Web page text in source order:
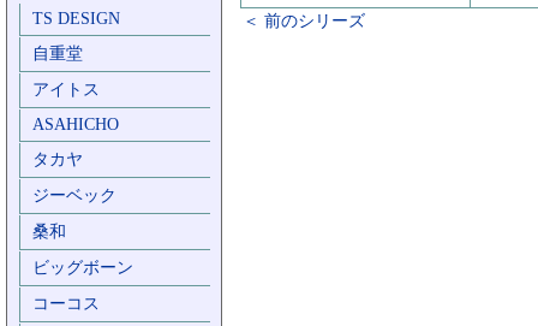
TS DESIGN
自重堂
アイトス
ASAHICHO
タカヤ
ジーベック
桑和
ビッグボーン
コーコス
＜ 前のシリーズ